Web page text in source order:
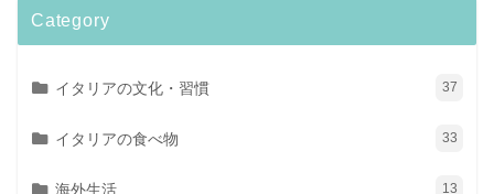
Category
イタリアの文化・習慣 37
イタリアの食べ物 33
海外生活 13